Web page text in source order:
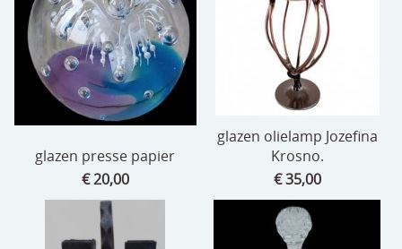
glazen presse papier
€ 20,00
glazen olielamp Jozefina
Krosno.
€ 35,00